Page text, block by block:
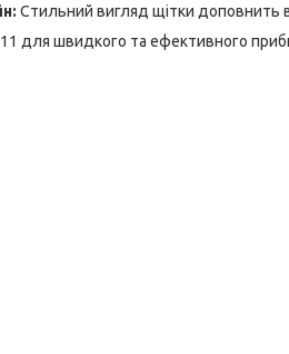
Стильний вигляд щітки доповнить
для швидкого та ефективного